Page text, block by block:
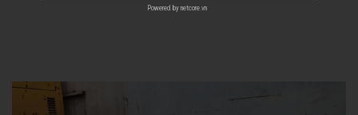
Powered by netcore.vn